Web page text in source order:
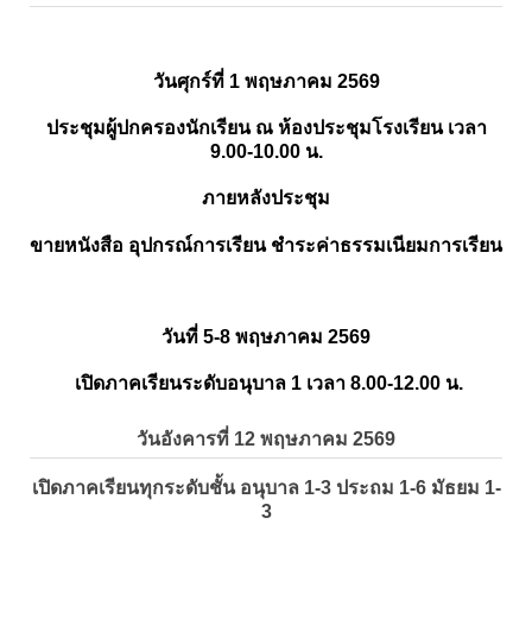
วันศุกร์ที่ 1 พฤษภาคม 2569
ประชุมผู้ปกครองนักเรียน ณ ห้องประชุมโรงเรียน เวลา
9.00-10.00 น.
ภายหลังประชุม
ขายหนังสือ อุปกรณ์การเรียน ชำระค่าธรรมเนียมการเรียน
วันที่ 5-8 พฤษภาคม 2569
เปิดภาคเรียนระดับอนุบาล 1 เวลา 8.00-12.00 น.
วันอังคารที่ 12 พฤษภาคม 2569
เปิดภาคเรียนทุกระดับชั้น อนุบาล 1-3 ประถม 1-6 มัธยม 1-
3